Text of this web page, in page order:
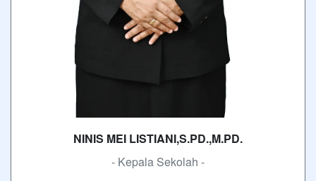
NINIS MEI LISTIANI,S.PD.,M.PD.
- Kepala Sekolah -